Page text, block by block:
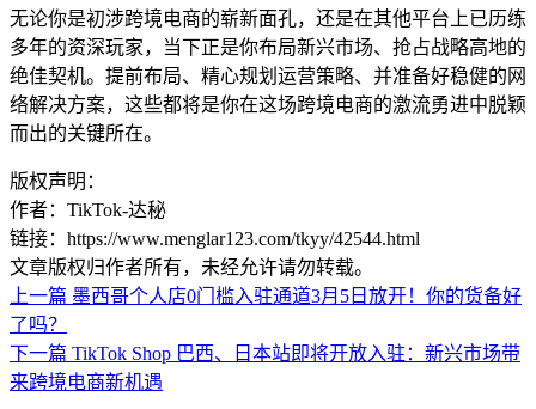
无论你是初涉跨境电商的崭新面孔，还是在其他平台上已历练
多年的资深玩家，当下正是你布局新兴市场、抢占战略高地的
绝佳契机。提前布局、精心规划运营策略、并准备好稳健的网
络解决方案，这些都将是你在这场跨境电商的激流勇进中脱颖
而出的关键所在。
版权声明：
作者：TikTok-达秘
链接：https://www.menglar123.com/tkyy/42544.html
文章版权归作者所有，未经允许请勿转载。
上一篇 墨西哥个人店0门槛入驻通道3月5日放开！你的货备好
了吗？
下一篇 TikTok Shop 巴西、日本站即将开放入驻：新兴市场带
来跨境电商新机遇